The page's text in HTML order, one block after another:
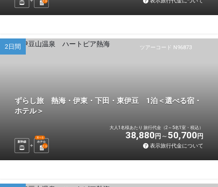
泊
ツアーコード N96873
2日間
ずらし旅 熱海・伊東・下田・東伊豆 1泊＜選べる宿・
ホテル＞
新幹線 ホテル
選べる
1 泊
大人1名様あたり 旅行代金（2～5名1室・税込）
38,880 円 50,700 円
表示旅行代金について